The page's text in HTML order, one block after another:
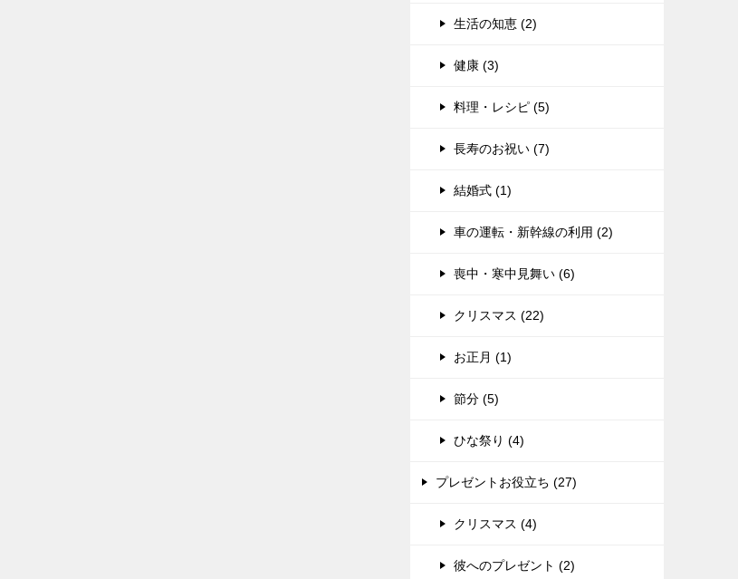
生活の知恵 (2)
健康 (3)
料理・レシピ (5)
長寿のお祝い (7)
結婚式 (1)
車の運転・新幹線の利用 (2)
喪中・寒中見舞い (6)
クリスマス (22)
お正月 (1)
節分 (5)
ひな祭り (4)
プレゼントお役立ち (27)
クリスマス (4)
彼へのプレゼント (2)